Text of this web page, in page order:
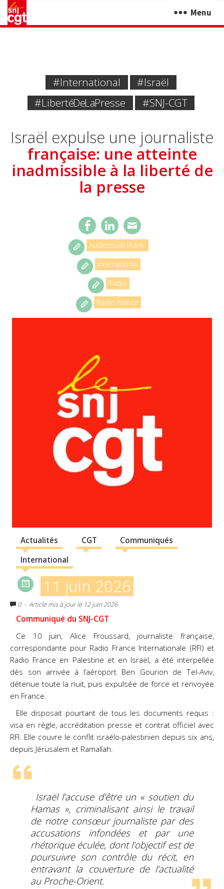
Menu
#International
#Israël
#liberté De La Presse
#SNJ-CGT
Israël expulse une journaliste
française: une atteinte
inadmissible à la liberté de
la presse
Audiovisuel Public
International
Radio
Radio France
Actualités CGT
Communiqués
International
11 juin 2026
0 - Article mis à jour le 12 juin 2026
Communiqué du SNJ-CGT
Ce 10 juin, Alice Froussard, journaliste française,
correspondante pour Radio France Internationale (RFI) et
Radio France en Palestine et en Israël, a été interpellée
dès son arrivée à l’aéroport Ben Gourion de Tel-Aviv,
détenue toute la nuit, puis expulsée de force et renvoyée
en France.
Elle disposait pourtant de tous les documents requis :
visa en règle, accréditation presse et contrat officiel avec
RFI. Elle couvre le conflit israélo-palestinien depuis six ans,
depuis Jérusalem et Ramallah.
Israël l’accuse d’être un « soutien du
Hamas », criminalisant ainsi le travail
de notre consœur journaliste par des
accusations infondées et par une
rhétorique éculée, dont l’objectif est de
poursuivre son contrôle du récit, en
entravant la couverture de l’actualité
au Proche-Orient.